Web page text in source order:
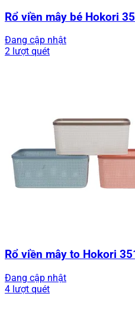
Rổ viền mây bé Hokori
Đang cập nhật
2 lượt quét
Rổ viền mây to Hokori
Đang cập nhật
4 lượt quét